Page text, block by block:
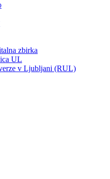
zbirka
UL
v Ljubljani (RUL)